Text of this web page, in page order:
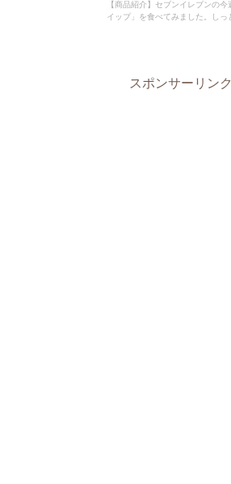
【商品紹介】セブンイレブンの
イップ」を食べてみました。しっ
スポンサーリンク